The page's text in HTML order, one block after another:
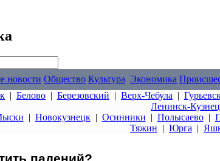
новости Общество Культура Экономика
| Белово | Березовский | Верх-Чебула |
Ленинск-
| Новокузнецк| Осинники | Полысаево|
Тяжин | Юрга |